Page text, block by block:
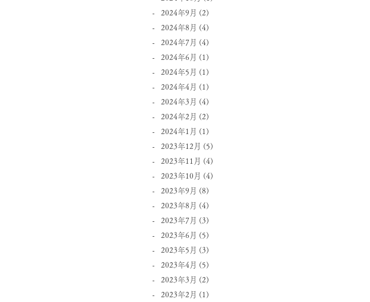
2024年9月 (2)
2024年8月 (4)
2024年7月 (4)
2024年6月 (1)
2024年5月 (1)
2024年4月 (1)
2024年3月 (4)
2024年2月 (2)
2024年1月 (1)
2023年12月 (5)
2023年11月 (4)
2023年10月 (4)
2023年9月 (8)
2023年8月 (4)
2023年7月 (3)
2023年6月 (5)
2023年5月 (3)
2023年4月 (5)
2023年3月 (2)
2023年2月 (1)